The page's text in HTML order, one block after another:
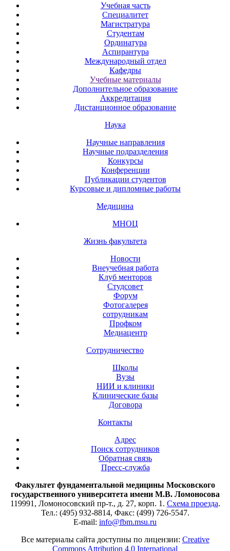
Учебная часть
Специалитет
Магистратура
Студентам
Ординатура
Аспирантура
Международный отдел
Кафедры
Учебные материалы
Дополнительное образование
Аккредитация
Дистанционное образование
Наука
Научные направления
Научные подразделения
Конкурсы
Конференции
Публикации студентов
Курсовые и дипломные работы
Медицина
МНОЦ
Жизнь факультета
Новости
Внеучебная работа
Клуб менторов
Студсовет
Форум
Фотогалерея
сотрудникам
Профком
Медиацентр
Сотрудничество
Школы
Вузы
НИИ и клиники
Клинические базы
Договора
Контакты
Адрес
Поиск сотрудников
Обратная связь
Пресс-служба
Факультет фундаментальной медицины Московского
государственного университета имени М.В. Ломоносова
119991, Ломоносовский пр-т., д. 27, корп. 1. Схема проезда.
Тел.: (495) 932-8814, Факс: (499) 726-5547.
E-mail: info@fbm.msu.ru
Все материалы сайта доступны по лицензии: Creative
Commons Attribution 4.0 International